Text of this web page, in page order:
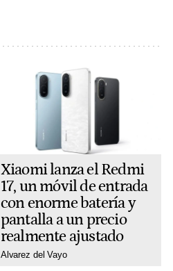
Xiaomi lanza el Redmi
17, un móvil de entrada
con enorme batería y
pantalla a un precio
realmente ajustado
Alvarez del Vayo